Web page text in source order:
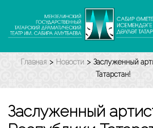
содержимому
Enter)
Главная > Новости > Заслуженный
Татарстан!
Заслуженный